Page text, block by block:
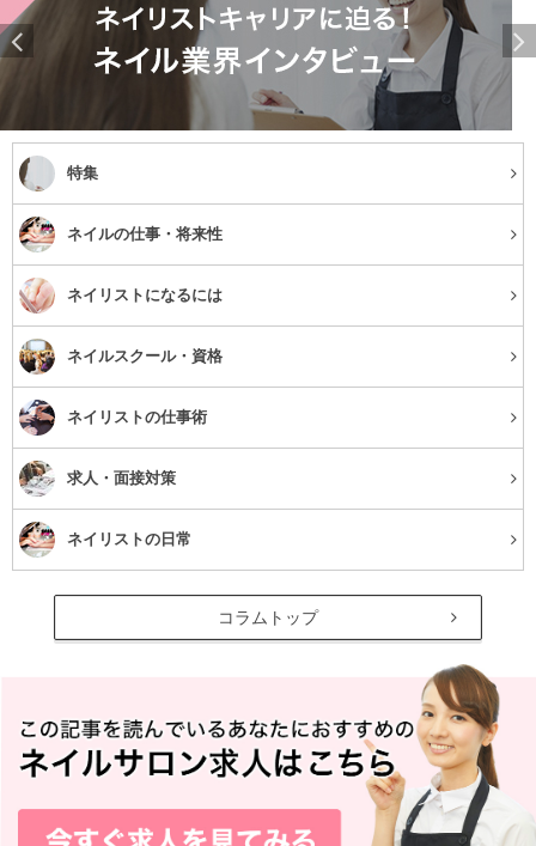
特集
ネイルの仕事・将来性
ネイリストになるには
ネイルスクール・資格
ネイリストの仕事術
求人・面接対策
ネイリストの日常
コラムトップ